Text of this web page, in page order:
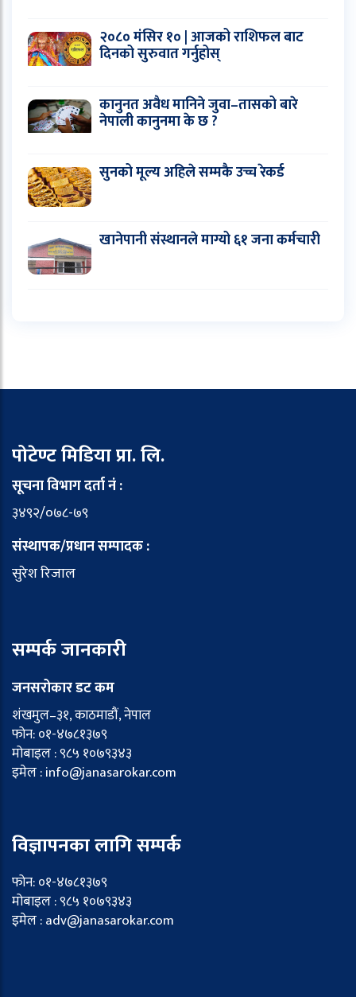
२०८० मंसिर १० | आजको राशिफल बाट
दिनको सुरुवात गर्नुहोस्
कानुनत अवैध मानिने जुवा–तासको बारे
नेपाली कानुनमा के छ ?
सुनको मूल्य अहिले सम्मकै उच्च रेकर्ड
खानेपानी संस्थानले माग्यो ६१ जना कर्मचारी
पोटेण्ट मिडिया प्रा. लि.
सूचना विभाग दर्ता नं :
३४९२/०७८-७९
संस्थापक/प्रधान सम्पादक :
सुरेश रिजाल
सम्पर्क जानकारी
जनसरोकार डट कम
शंखमुल–३१, काठमाडौं, नेपाल
फोन: ०१-४७८१३७९
मोबाइल : ९८५ १०७९३४३
इमेल : info@janasarokar.com
विज्ञापनका लागि सम्पर्क
फोन: ०१-४७८१३७९
मोबाइल : ९८५ १०७९३४३
इमेल : adv@janasarokar.com